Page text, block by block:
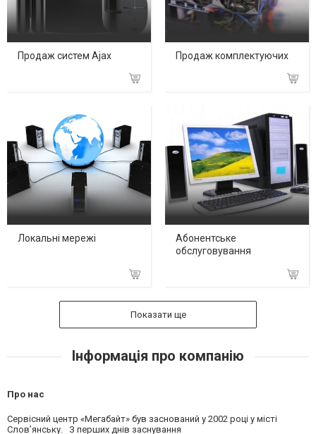
Продаж систем Ajax Продаж комплектуючих
Локальні мережі
Абонентське
обслуговування
Показати ще
Інформація про компанію
Про нас
Сервісний центр «Мегабайт» був заснований у 2002 році у місті
Слов’янську. З перших днів заснування